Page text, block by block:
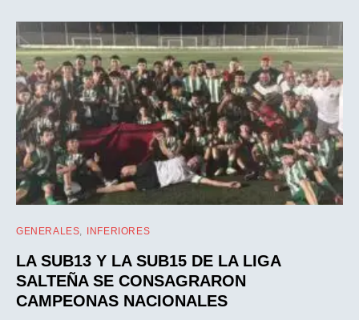
GENERALES INFERIORES
LA SUB13 Y LA SUB15 DE LA LIGA
SALTEÑA SE CONSAGRARON
CAMPEONAS NACIONALES